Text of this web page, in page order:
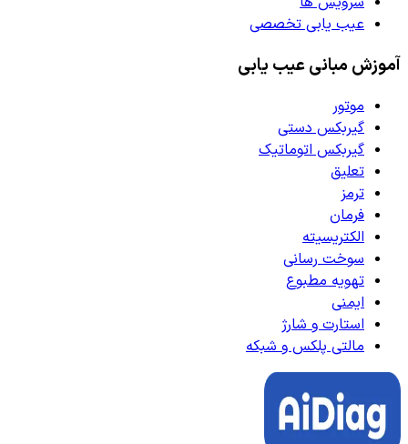
عیب یابی تخصصی
آموزش مبانی عیب یابی
موتور
گیربکس دستی
گیربکس اتوماتیک
تعلیق
ترمز
فرمان
الکتریسیته
سوخت رسانی
تهویه مطبوع
ایمنی
استارت و شارژ
مالتی پلکس و شبکه